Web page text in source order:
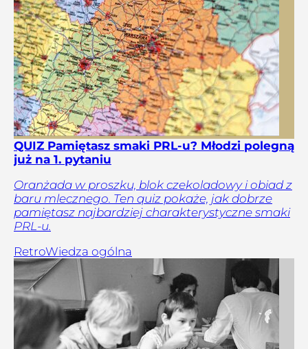
QUIZ Pamiętasz smaki PRL-u? Młodzi polegną
już na 1. pytaniu
Oranżada w proszku, blok czekoladowy i obiad z
baru mlecznego. Ten quiz pokaże, jak dobrze
pamiętasz najbardziej charakterystyczne smaki
PRL-u.
RetroWiedza ogólna